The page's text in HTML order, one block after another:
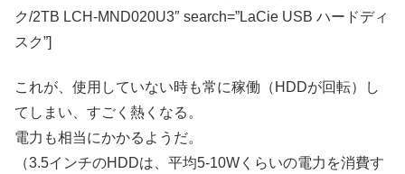
ク/2TB LCH-MND020U3″ search=”LaCie USB ハードディ
スク”]
これが、使用していない時も常に稼働（HDDが回転）し
てしまい、すごく熱くなる。
電力も相当にかかるようだ。
（3.5インチのHDDは、平均5-10Wくらいの電力を消費す